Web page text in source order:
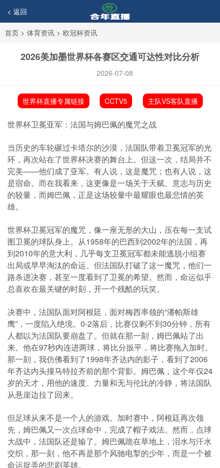
< 返回
首页 > 体育资讯 > 欧冠杯资讯
2026美加墨世界杯各赛区交通可达性对比分析
2026-07-08
世界杯直播专属链接 CCTV5 主队VS客队直播
世界杯卫冕亚军：法国与姆巴佩的魔咒之战
当历史的车轮碾过卡塔尔的沙漠，法国队带着卫冕冠军的光
环，再次站在了世界杯决赛的舞台上。但这一次，结局并不
完美——他们成了亚军。有人说，这是魔咒；也有人说，这
是宿命。而在我看来，这更像是一场关于天赋、意志与历史
的较量，而姆巴佩，正是这场较量中最耀眼也最悲情的英
雄。
世界杯卫冕冠军的魔咒，像一座无形的大山，压在每一支试
图卫冕的球队身上。从1958年的巴西到2002年的法国，再
到2010年的意大利，几乎每支卫冕冠军都未能逃脱小组赛
出局或早早淘汰的命运。但法国队打破了这一魔咒，他们一
路杀进决赛，甚至一度看到了卫冕的希望。然而，命运似乎
总喜欢在最关键的时刻，开一个残酷的玩笑。
决赛中，法国队面对阿根廷，面对梅西率领的“潘帕斯雄
鹰”，一度陷入绝境。0-2落后，比赛仅剩不到30分钟，所有
人都以为法国队要崩盘了。但就在那一刻，姆巴佩站了出
来。他在97秒内连进两球，将比分扳平，将比赛拖入加时。
那一刻，我仿佛看到了1998年齐达内的影子，看到了2006
年齐达内头撞马特拉齐前的那个背影。姆巴佩，这个年仅24
岁的天才，用他的速度、力量和无与伦比的冷静，将法国队
从悬崖边拉了回来。
但足球从来不是一个人的游戏。加时赛中，阿根廷再次领
先，姆巴佩又一次点球命中，完成了帽子戏法。然而，点球
大战中，法国队还是输了。姆巴佩跪在草地上，泪水与汗水
交织，那一刻，他不再是那个风驰电掣的少年，而是一个被
命运捉弄的悲剧英雄。